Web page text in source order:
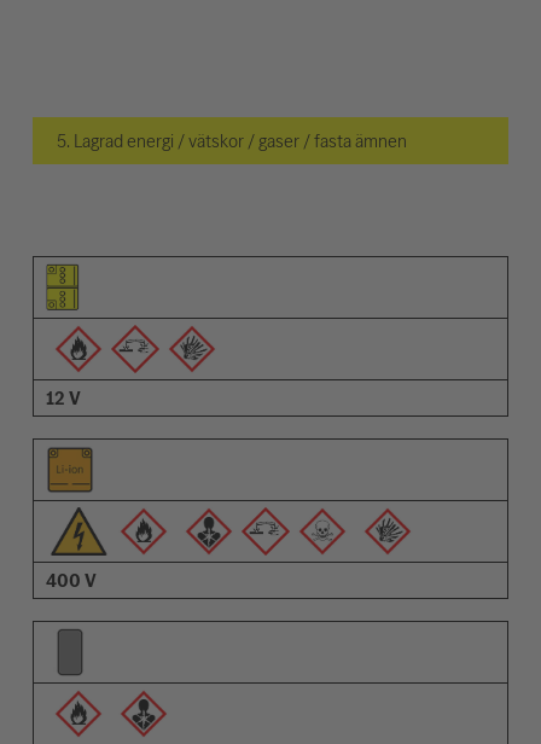
5. Lagrad energi / vätskor / gaser / fasta ämnen
Piktogram för objektet
Piktogram för varningarna
Beskrivning
12 V
400 V